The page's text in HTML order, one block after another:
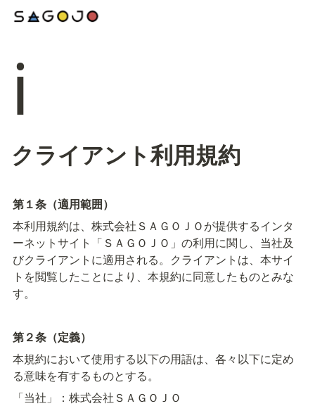
ℹ️
クライアント利用規約
第１条（適用範囲）
本利用規約は、株式会社ＳＡＧＯＪＯが提供するインタ
ーネットサイト「ＳＡＧＯＪＯ」の利用に関し、当社及
びクライアントに適用される。クライアントは、本サイ
トを閲覧したことにより、本規約に同意したものとみな
す。
第２条（定義）
本規約において使用する以下の用語は、各々以下に定め
る意味を有するものとする。
「当社」：株式会社ＳＡＧＯＪＯ